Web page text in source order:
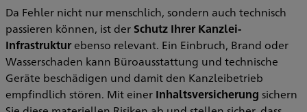
Da Fehler nicht nur menschlich, sondern auch technisch
passieren können, ist der Schutz Ihrer Kanzlei-
Infrastrukturebenso relevant. Ein Einbruch, Brand oder
Wasserschaden kann Büroausstattung und technische
Geräte beschädigen und damit den Kanzleibetrieb
empfindlich stören. Mit einer Inhaltsversicherung sichern